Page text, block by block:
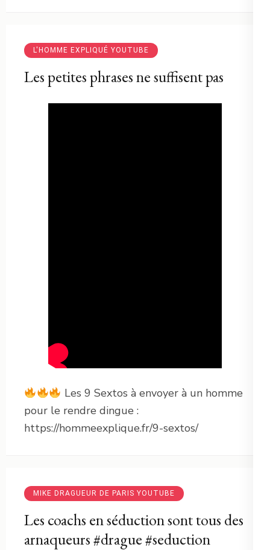
L'HOMME EXPLIQUÉ YOUTUBE
Les petites phrases ne suffisent pas
Les 9 Sextos à envoyer à un homme
pour le rendre dingue :
https://hommeexplique.fr/9-sextos/
MIKE DRAGUEUR DE PARIS YOUTUBE
Les coachs en séduction sont tous des
arnaqueurs #drague #seduction